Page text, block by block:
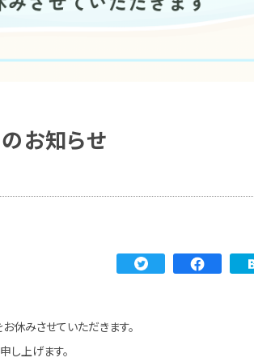
お知らせ
休みさせていただきます。
し上げます。